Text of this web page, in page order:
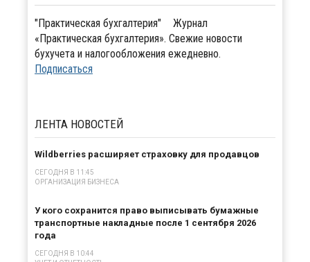
"Практическая бухгалтерия"
Журнал
«Практическая бухгалтерия». Свежие новости
бухучета и налогообложения ежедневно.
Подписаться
ЛЕНТА НОВОСТЕЙ
Wildberries расширяет страховку для продавцов
СЕГОДНЯ В 11:45
ОРГАНИЗАЦИЯ БИЗНЕСА
У кого сохранится право выписывать бумажные
транспортные накладные после 1 сентября 2026
года
СЕГОДНЯ В 10:44